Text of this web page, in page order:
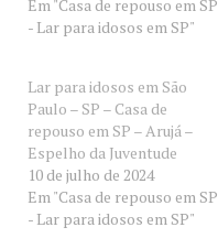
Em "Casa de repouso em SP
- Lar para idosos em SP"
Lar para idosos em São
Paulo – SP – Casa de
repouso em SP – Arujá –
Espelho da Juventude
10 de julho de 2024
Em "Casa de repouso em SP
- Lar para idosos em SP"